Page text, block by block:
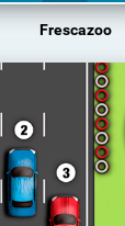
Frescazoo